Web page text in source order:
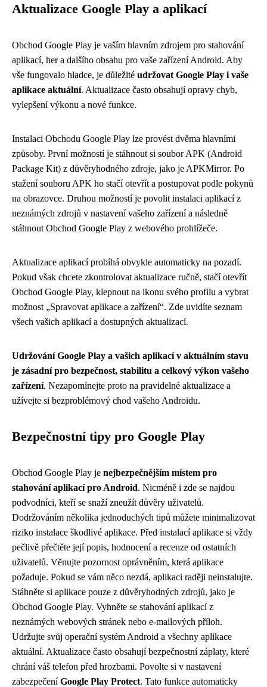
Aktualizace Google Play a aplikací
Obchod Google Play je vaším hlavním zdrojem pro stahování
aplikací, her a dalšího obsahu pro vaše zařízení Android. Aby
vše fungovalo hladce, je důležité udržovat Google Play i vaše
aplikace aktuální. Aktualizace často obsahují opravy chyb,
vylepšení výkonu a nové funkce.
Instalaci Obchodu Google Play lze provést dvěma hlavními
způsoby. První možností je stáhnout si soubor APK (Android
Package Kit) z důvěryhodného zdroje, jako je APKMirror. Po
stažení souboru APK ho stačí otevřít a postupovat podle pokynů
na obrazovce. Druhou možností je povolit instalaci aplikací z
neznámých zdrojů v nastavení vašeho zařízení a následně
stáhnout Obchod Google Play z webového prohlížeče.
Aktualizace aplikací probíhá obvykle automaticky na pozadí.
Pokud však chcete zkontrolovat aktualizace ručně, stačí otevřít
Obchod Google Play, klepnout na ikonu svého profilu a vybrat
možnost „Spravovat aplikace a zařízení“. Zde uvidíte seznam
všech vašich aplikací a dostupných aktualizací.
Udržování Google Play a vašich aplikací v aktuálním stavu
je zásadní pro bezpečnost, stabilitu a celkový výkon vašeho
zařízení. Nezapomínejte proto na pravidelné aktualizace a
užívejte si bezproblémový chod vašeho Androidu.
Bezpečnostní tipy pro Google Play
Obchod Google Play je nejbezpečnějším místem pro
stahování aplikací pro Android. Nicméně i zde se najdou
podvodníci, kteří se snaží zneužít důvěry uživatelů.
Dodržováním několika jednoduchých tipů můžete minimalizovat
riziko instalace škodlivé aplikace. Před instalací aplikace si vždy
pečlivě přečtěte její popis, hodnocení a recenze od ostatních
uživatelů. Věnujte pozornost oprávněním, která aplikace
požaduje. Pokud se vám něco nezdá, aplikaci raději neinstalujte.
Stáhněte si aplikace pouze z důvěryhodných zdrojů, jako je
Obchod Google Play. Vyhněte se stahování aplikací z
neznámých webových stránek nebo e-mailových příloh.
Udržujte svůj operační systém Android a všechny aplikace
aktuální. Aktualizace často obsahují bezpečnostní záplaty, které
chrání váš telefon před hrozbami. Povolte si v nastavení
zabezpečeníGoogle Play Protect. Tato funkce automaticky